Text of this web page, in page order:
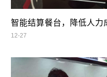
智能结算餐台，降低人力
12-27